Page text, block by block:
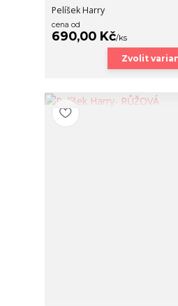
Pelíšek Harry
cena od
690,00 Kč/ks
Zvolit